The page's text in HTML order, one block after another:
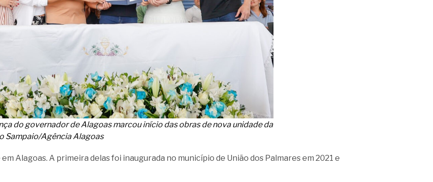
do governador de Alagoas marcou início das obras de nova unidade da
Sampaio/Agência Alagoas
Alagoas. A primeira delas foi inaugurada no município de União dos Palmares em 2021 e